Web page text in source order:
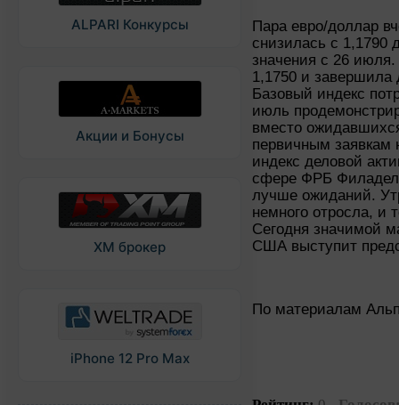
ALPARI Конкурсы
Акции и Бонусы
XM брокер
iPhone 12 Pro Max
Пара евро/доллар
снизилась с 1,1790
значения с 26
1,1750 и завершила
Базовый индекс
июль
вместо
первичным заявкам
индекс деловой
сфере ФРБ
лучше ожиданий.
немного отросла, и
Сегодня значимой
США выступит
По материалам